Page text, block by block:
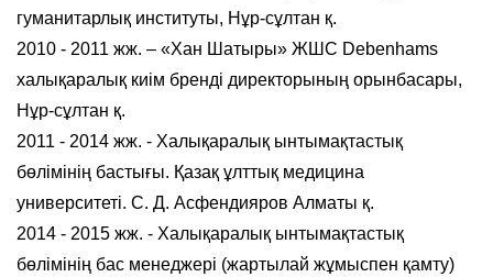
гуманитарлық институты, Нұр-сұлтан қ.
2010 - 2011 жж. – «Хан Шатыры» ЖШС Debenhams
халықаралық киім бренді директорының орынбасары,
Нұр-сұлтан қ.
2011 - 2014 жж. - Халықаралық ынтымақтастық
бөлімінің бастығы. Қазақ ұлттық медицина
университеті. С. Д. Асфендияров Алматы қ.
2014 - 2015 жж. - Халықаралық ынтымақтастық
бөлімінің бас менеджері (жартылай жұмыспен қамту)